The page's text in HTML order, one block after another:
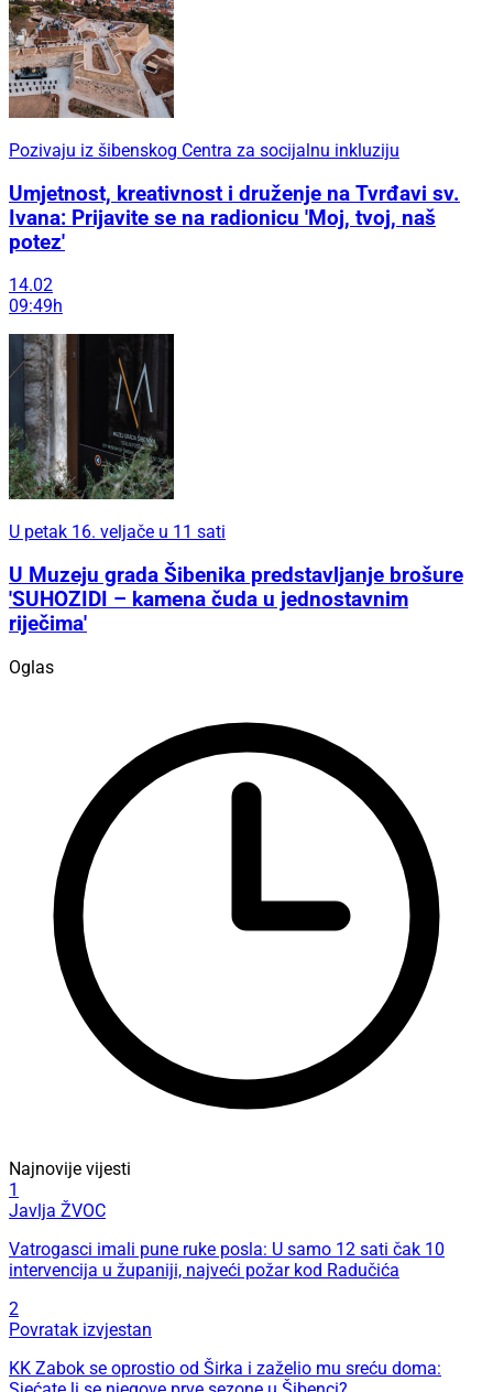
Pozivaju iz šibenskog Centra za socijalnu inkluziju
Umjetnost, kreativnost i druženje na Tvrđavi sv.
Ivana: Prijavite se na radionicu 'Moj, tvoj, naš
potez'
14.02
09:49h
U petak 16. veljače u 11 sati
U Muzeju grada Šibenika predstavljanje brošure
'SUHOZIDI – kamena čuda u jednostavnim
riječima'
Oglas
Najnovije vijesti
1
Javlja ŽVOC
Vatrogasci imali pune ruke posla: U samo 12 sati čak 10
intervencija u županiji, najveći požar kod Radučića
2
Povratak izvjestan
KK Zabok se oprostio od Širka i zaželio mu sreću doma: